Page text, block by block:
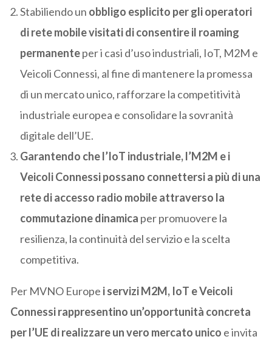
Stabiliendo un obbligo esplicito per gli operatori
di rete mobile visitati di consentire il roaming
permanenteper i casi d’uso industriali, IoT, M2M e
Veicoli Connessi, al fine di mantenere la promessa
di un mercato unico, rafforzare la competitività
industriale europea e consolidare la sovranità
digitale dell’UE.
Garantendo che l’IoT industriale, l’M2M e i
Veicoli Connessi possano connettersi a più di una
rete di accesso radio mobile attraverso la
commutazione dinamica per promuovere la
resilienza, la continuità del servizio e la scelta
competitiva.
Per MVNO Europe i servizi M2M, IoT e Veicoli
Connessi rappresentino un’opportunità concreta
per l’UE di realizzare un vero mercato unico e invita